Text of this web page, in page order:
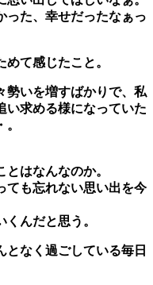
った、幸せだったなぁっ
て感じたこと。
いを増すばかりで、 私
い求める様になっていた
はなんなのか。
ても忘れない思い出を今
んだと思う。
となく過ごしている毎日